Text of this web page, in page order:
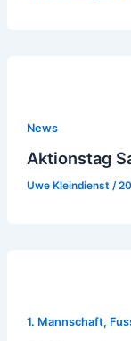
News
Aktionstag
Uwe Kleindienst /
1. Mannschaft,